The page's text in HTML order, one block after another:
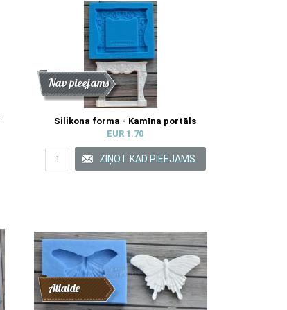
Atlaide
Jaunums
Nav pieejams
Silikona forma - Kamīna portāls
EUR 1.70
Atlaide